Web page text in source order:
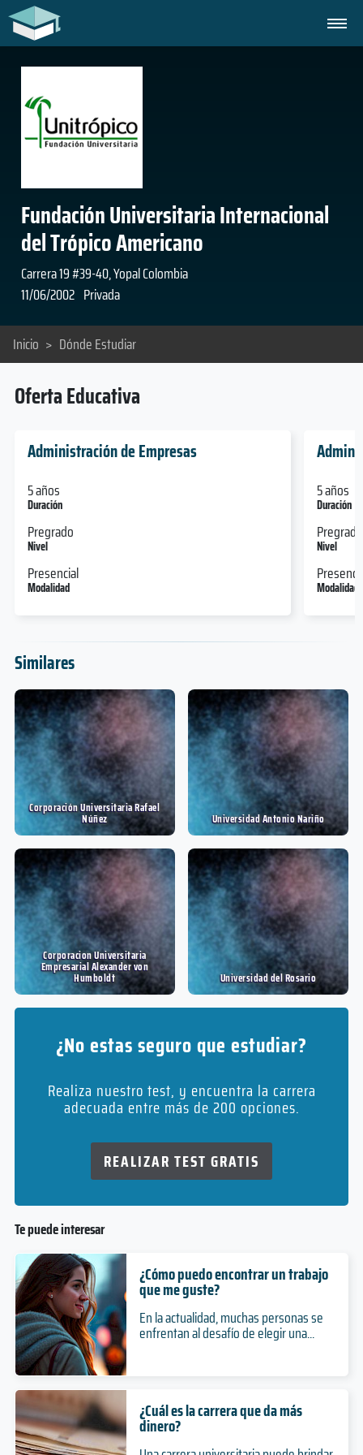
Fundación Universitaria Internacional
del Trópico Americano
Carrera 19 #39-40, Yopal Colombia
11/06/2002 Privada
Inicio > Dónde Estudiar
Oferta Educativa
Administración de Empresas
5 años
Duración
Pregrado
Nivel
Presencial
Modalidad
5 años
Duración
Pregrado
Nivel
Modalidad
Similares
Corporación Universitaria Rafael
Núñez Universidad Antonio Nariño
Corporacion Universitaria
Empresarial Alexander von
Humboldt Universidad del Rosario
¿No estas seguro que estudiar?
Realiza nuestro test, y encuentra la carrera
adecuada entre más de 200 opciones.
REALIZAR TEST GRATIS
Te puede interesar
¿Cómo puedo encontrar un trabajo
que me guste?
En la actualidad, muchas personas se
enfrentan al desafío de elegir una...
¿Cuál es la carrera que da más
dinero?